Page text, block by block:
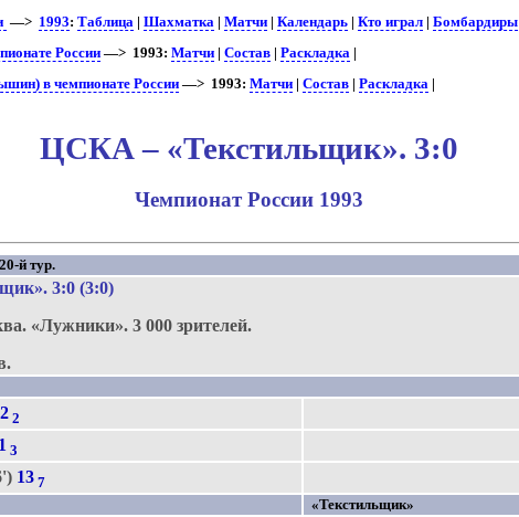
—> 1993:Таблица |Шахматка |Матчи |Календарь |Кто играл |Бомбардиры
России —> 1993:Матчи |Состав |Раскладка |
в чемпионате России —> 1993:Матчи |Состав |Раскладка |
ЦСКА – «Текстильщик». 3:0
Чемпионат России 1993
й тур.
. 3:0 (3:0)
«Лужники».3 000 зрителей.
2
3
13 7
«Текстильщик»